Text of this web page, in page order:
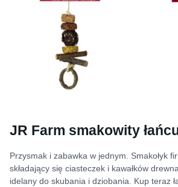
JR Farm smakowity
Przysmak i zabawka w jednym. Smakołyk
składający się ciasteczek i kawałków
idelany do skubania i dziobania. Kup teraz